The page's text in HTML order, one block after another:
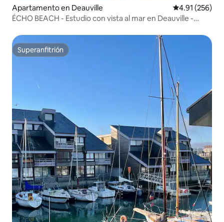
Apartamento en Deauville Calificación
4.91 (256)
ÉCHO BEACH - Estudio con vista al mar en Deauville -
Superanfitrión
Superanfitrión